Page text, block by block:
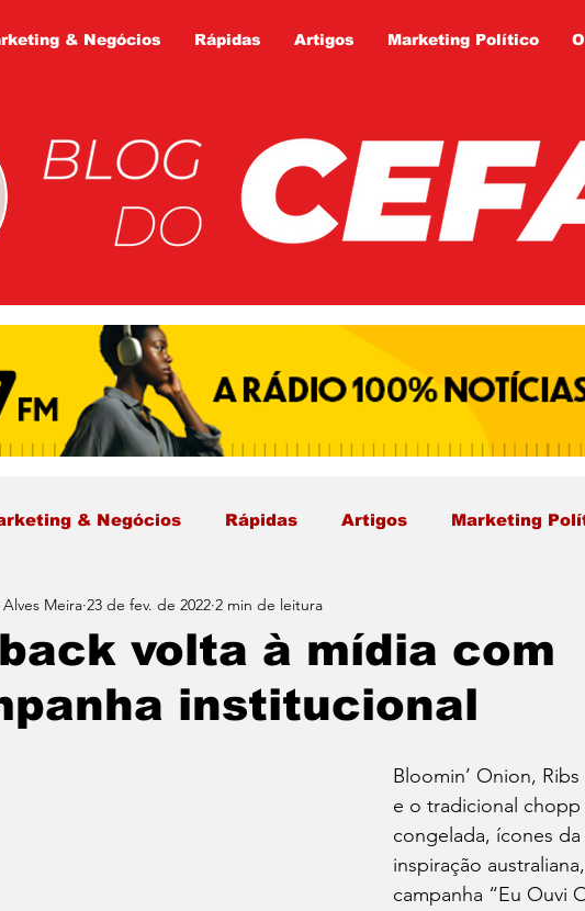
& Negócios Rápidas Artigos Marketing Político
& Negócios Rápidas Artigos Marketing
volta à mídia com
institucional
Meira 23 de fev. de 2022 2 min de leitura
Bloomin’ Onion,
e o tradicional chopp
congelada, ícones
inspiração
campanha “Eu Ouvi